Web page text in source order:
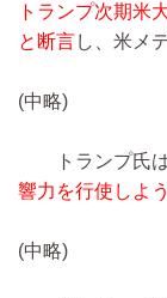
トランプ次期米
と断言し、米メ
(中略)
トランプ氏は
響力を行使しよ
(中略)